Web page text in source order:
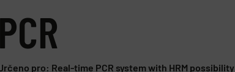
pro: Real-time PCR system with HRM possibility